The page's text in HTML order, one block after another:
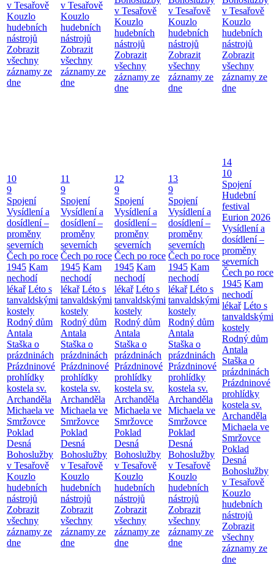
v Tesařově
Kouzlo
hudebních
nástrojů
Zobrazit
všechny
záznamy ze
dne
v Tesařově
Kouzlo
hudebních
nástrojů
Zobrazit
všechny
záznamy ze
dne
v Tesařově
Kouzlo
hudebních
nástrojů
Zobrazit
všechny
záznamy ze
dne
v Tesařově
Kouzlo
hudebních
nástrojů
Zobrazit
všechny
záznamy ze
dne
v Tesařově
Kouzlo
hudebních
nástrojů
Zobrazit
všechny
záznamy ze
dne
10
9
Spojení
Vysídlení a
dosídlení –
proměny
severních
Čech po roce
1945 Kam
nechodí
lékař Léto s
tanvaldskými
kostely
Rodný dům
Antala
Staška o
prázdninách
Prázdninové
prohlídky
kostela sv.
Archanděla
Michaela ve
Smržovce
Poklad
Desná
Bohoslužby
v Tesařově
Kouzlo
hudebních
nástrojů
Zobrazit
všechny
záznamy ze
dne
11
9
Spojení
Vysídlení a
dosídlení –
proměny
severních
Čech po roce
1945 Kam
nechodí
lékař Léto s
tanvaldskými
kostely
Rodný dům
Antala
Staška o
prázdninách
Prázdninové
prohlídky
kostela sv.
Archanděla
Michaela ve
Smržovce
Poklad
Desná
Bohoslužby
v Tesařově
Kouzlo
hudebních
nástrojů
Zobrazit
všechny
záznamy ze
dne
12
9
Spojení
Vysídlení a
dosídlení –
proměny
severních
Čech po roce
1945 Kam
nechodí
lékař Léto s
tanvaldskými
kostely
Rodný dům
Antala
Staška o
prázdninách
Prázdninové
prohlídky
kostela sv.
Archanděla
Michaela ve
Smržovce
Poklad
Desná
Bohoslužby
v Tesařově
Kouzlo
hudebních
nástrojů
Zobrazit
všechny
záznamy ze
dne
13
9
Spojení
Vysídlení a
dosídlení –
proměny
severních
Čech po roce
1945 Kam
nechodí
lékař Léto s
tanvaldskými
kostely
Rodný dům
Antala
Staška o
prázdninách
Prázdninové
prohlídky
kostela sv.
Archanděla
Michaela ve
Smržovce
Poklad
Desná
Bohoslužby
v Tesařově
Kouzlo
hudebních
nástrojů
Zobrazit
všechny
záznamy ze
dne
14
10
Spojení
Hudební
festival
Eurion 2026
Vysídlení a
dosídlení –
proměny
severních
Čech po roce
1945 Kam
nechodí
lékař Léto s
tanvaldskými
kostely
Rodný dům
Antala
Staška o
prázdninách
Prázdninové
prohlídky
kostela sv.
Archanděla
Michaela ve
Smržovce
Poklad
Desná
Bohoslužby
v Tesařově
Kouzlo
hudebních
nástrojů
Zobrazit
všechny
záznamy ze
dne